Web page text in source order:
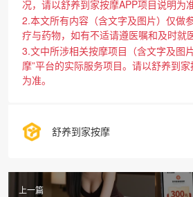
况，请以舒养到家按摩APP项目说明为准
2.本文所有内容（含文字及图片）仅做
疗与药物，如有不适请遵医嘱和及时就医
3.文中所涉相关按摩项目（含文字及图
摩”平台的实际服务项目。请以舒养到
为准。
舒养到家按摩
上一篇